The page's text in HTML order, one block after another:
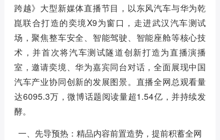
跨越》大型新媒体直播节目，以东风汽车与华为乾
崑联合打造的奕境X9为窗口，走进武汉汽车测试
场，聚焦整车安全、智能驾驶、智能座舱等核心技
术，并首次将汽车测试隧道创新打造为直播演播
室，邀请奕境、华为嘉宾同台对话，全面展现中国
汽车产业协同创新的发展图景。直播全网总观看量
达6095.3万，微博话题阅读量超1.54亿，并持续发
酵。
一、先导预热：精品内容前置造势，提前积蓄全网